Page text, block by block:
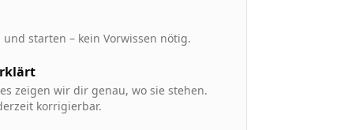
starten – kein Vorwissen nötig.
zeigen wir dir genau, wo sie stehen.
korrigierbar.